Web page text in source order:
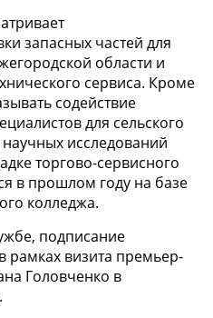
запасных частей для
области и
сервиса. Кроме
содействие
для сельского
исследований
торгово-сервисного
в прошлом году на базе
колледжа.
подписание
рамках визита премьер-
Головченко в